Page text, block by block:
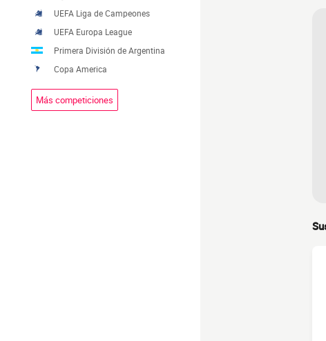
UEFA Liga de Campeones
UEFA Europa League
Primera División de Argentina
Copa America
Más competiciones